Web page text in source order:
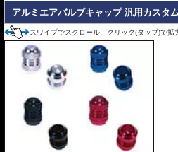
アルミエアバルブキャップ 汎用カスタ
スワイプでスクロール、クリック(タップ)で拡